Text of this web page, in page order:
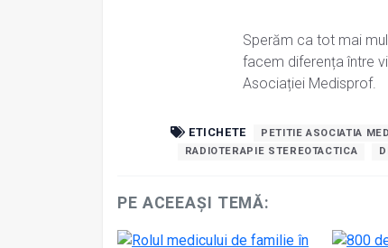
Sperăm ca tot mai
facem diferența între
Asociației Medisprof.
ETICHETE PETITIE ASOCIATIA
RADIOTERAPIE STEREOTACTICA
PE ACEEAȘI TEMĂ: